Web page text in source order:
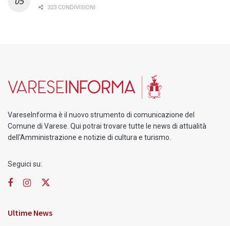
323 CONDIVISIONI
VareseInforma è il nuovo strumento di comunicazione del
Comune di Varese. Qui potrai trovare tutte le news di attualità
dell'Amministrazione e notizie di cultura e turismo.
Seguici su:
Ultime News